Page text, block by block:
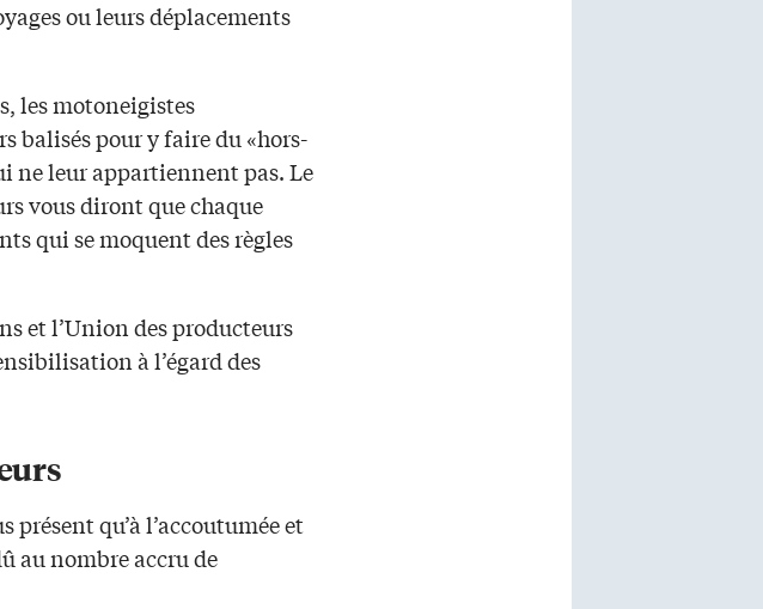
ou leurs déplacements
les motoneigistes
balisés pour y faire du «hors-
ne leur appartiennent pas. Le
vous diront que chaque
qui se moquent des règles
et l’Union des producteurs
à l’égard des
présent qu’à l’accoutumée et
au nombre accru de